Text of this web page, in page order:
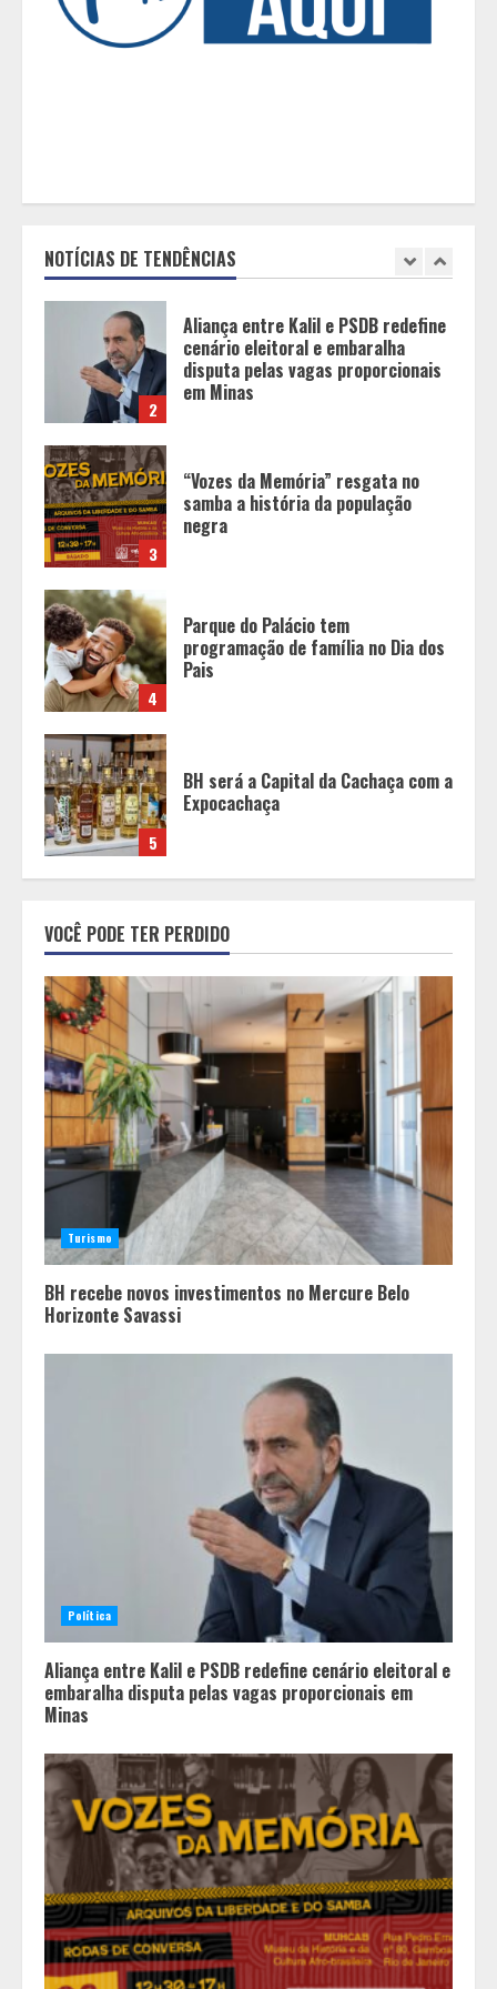
NOTÍCIAS DE TENDÊNCIAS
2
cenário eleitoral e embaralha
em Minas
3
“Vozes da Memória” resgata no
samba a história da população
negra
4
Parque do Palácio tem
programação de família no Dia dos
Pais
5
BH será a Capital da Cachaça com a
Expocachaça
1
BH recebe novos investimentos no
Mercure Belo Horizonte Savassi
2
cenário eleitoral e embaralha
disputa pelas vagas proporcionais
em Minas
3
“Vozes da Memória” resgata no
samba a história da população
negra
Parque do Palácio tem
programação de família no Dia dos
Pais
VOCÊ PODE TER PERDIDO
Turismo
BH recebe novos investimentos no Mercure Belo
Horizonte Savassi
Política
Aliança entre Kalil e PSDB redefine cenário eleitoral e
embaralha disputa pelas vagas proporcionais em
Minas